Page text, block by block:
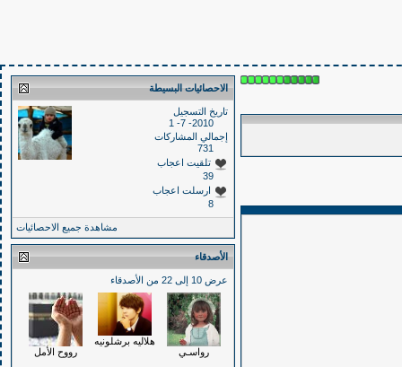
الاحصائيات البسيطة
تاريخ التسجيل
2010- 7- 1
إجمالي المشاركات
731
تلقيت اعجاب
39
ارسلت اعجاب
8
مشاهدة جميع الاحصائيات
الأصدقاء
عرض 10 إلى 22 من الأصدقاء
رواسـي
هلاليه برشلونيه
رووح الأمل